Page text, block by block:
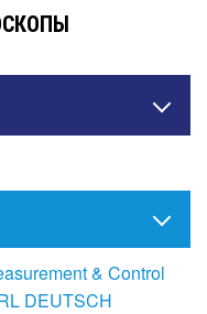
& Control
DEUTSCH